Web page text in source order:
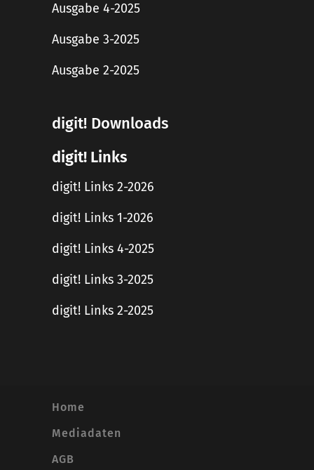
Ausgabe 4-2025
Ausgabe 3-2025
Ausgabe 2-2025
digit! Downloads
digit! Links
digit! Links 2-2026
digit! Links 1-2026
digit! Links 4-2025
digit! Links 3-2025
digit! Links 2-2025
Home
Mediadaten
AGB